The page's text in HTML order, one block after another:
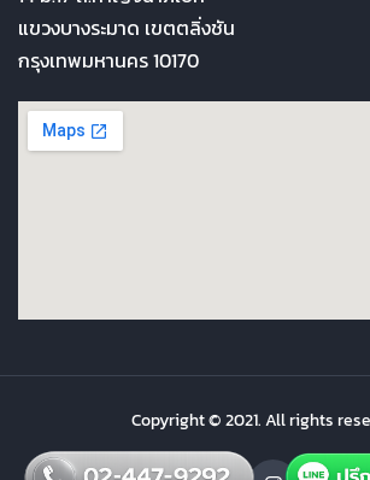
แขวงบางระมาด เขตตลิ่งชัน
กรุงเทพมหานคร 10170
Copyright © 2021. All rights